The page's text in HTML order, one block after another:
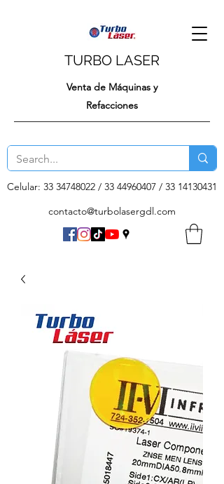
TURBO LASER
Venta de Máquinas y
Refacciones
Celular: 33 34748022 / 33 44960407 / 33 14130431
contacto@turbolasergdl.com